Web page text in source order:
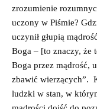
zrozumienie
uczony w Piśmie?
uczynił głupią
Boga – [to znaczy, że
Boga przez mądrość,
zbawić wierzących”.
ludzki w stan, w